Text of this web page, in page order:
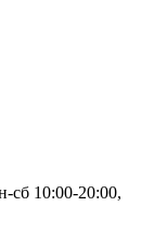
сб 10:00-20:00,